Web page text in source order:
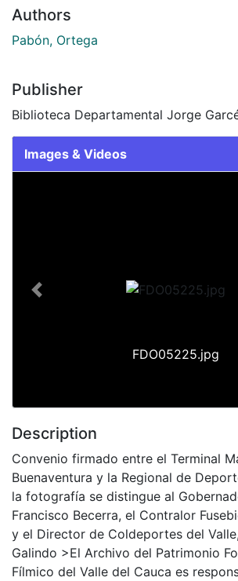
Authors
Pabón, Ortega
Publisher
Biblioteca Departamental Jorge
Images & Videos
FDO05225.jpg
Previous
Description
Convenio firmado entre el Terminal
Buenaventura y la Regional de
la fotografía se distingue al
Francisco Becerra, el Contralor
y el Director de Coldeportes del
Galindo >El Archivo del Patrimonio
Fílmico del Valle del Cauca es